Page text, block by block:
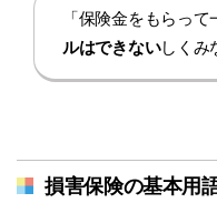
「保険金をもらっ
ルはできないしくみ
損害保険の基本用